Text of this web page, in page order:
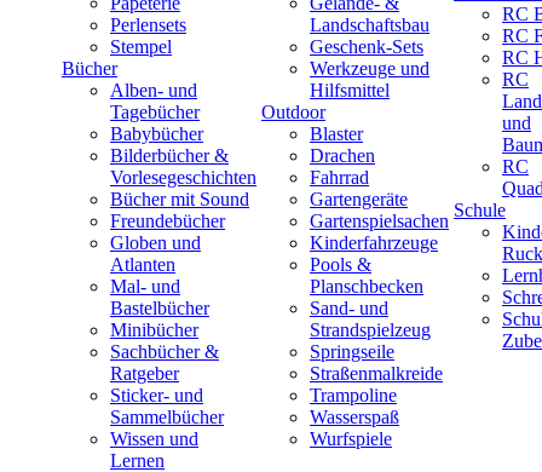
Perlensets
Stempel
Bücher
Alben- und
Tagebücher
Babybücher
Bilderbücher &
Vorlesegeschichten
Bücher mit Sound
Freundebücher
Globen und
Atlanten
Mal- und
Bastelbücher
Minibücher
Sachbücher &
Ratgeber
Sticker- und
Sammelbücher
Wissen und
Lernen
Landschaftsbau
Geschenk-Sets
Werkzeuge und
Hilfsmittel
Outdoor
Blaster
Drachen
Fahrrad
Gartengeräte
Gartenspielsachen
Kinderfahrzeuge
Pools &
Planschbecken
Sand- und
Strandspielzeug
Springseile
Straßenmalkreide
Trampoline
Wasserspaß
Wurfspiele
RC
RC
RC
RC
und
RC
Schule